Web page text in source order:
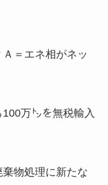
＝エネ相がネッ
万㌧を無税輸入
物処理に新たな